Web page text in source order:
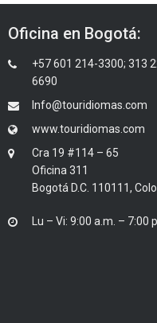
Oficina en Bogotá:
+57 601 214-3300; 313
6690
Info@touridiomas.com
www.touridiomas.com
Cra 19 #114 – 65
Oficina 311
Bogotá D.C. 110111,
Lu – Vi: 9:00 a.m. – 7:00